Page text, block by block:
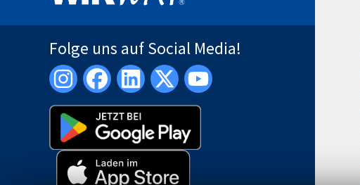
Folge uns auf Social Media!